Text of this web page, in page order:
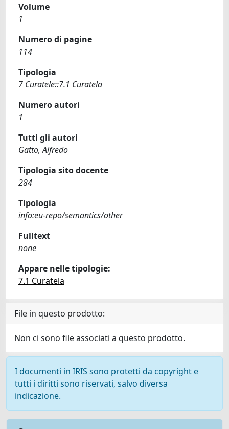
Volume
1
Numero di pagine
114
Tipologia
7 Curatele::7.1 Curatela
Numero autori
1
Tutti gli autori
Gatto, Alfredo
Tipologia sito docente
284
Tipologia
info:eu-repo/semantics/other
Fulltext
none
Appare nelle tipologie:
7.1 Curatela
File in questo prodotto:
Non ci sono file associati a questo prodotto.
I documenti in IRIS sono protetti da copyright e
tutti i diritti sono riservati, salvo diversa
indicazione.